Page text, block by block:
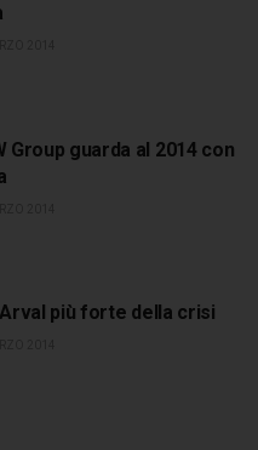
Group guarda al 2014 con
più forte della crisi